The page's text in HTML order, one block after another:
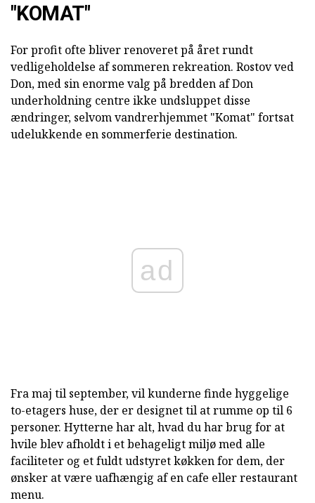
"KOMAT"
For profit ofte bliver renoveret på året rundt
vedligeholdelse af sommeren rekreation. Rostov ved
Don, med sin enorme valg på bredden af Don
underholdning centre ikke undsluppet disse
ændringer, selvom vandrerhjemmet "Komat" fortsat
udelukkende en sommerferie destination.
ad
Fra maj til september, vil kunderne finde hyggelige
to-etagers huse, der er designet til at rumme op til 6
personer. Hytterne har alt, hvad du har brug for at
hvile blev afholdt i et behageligt miljø med alle
faciliteter og et fuldt udstyret køkken for dem, der
ønsker at være uafhængig af en cafe eller restaurant
menu.